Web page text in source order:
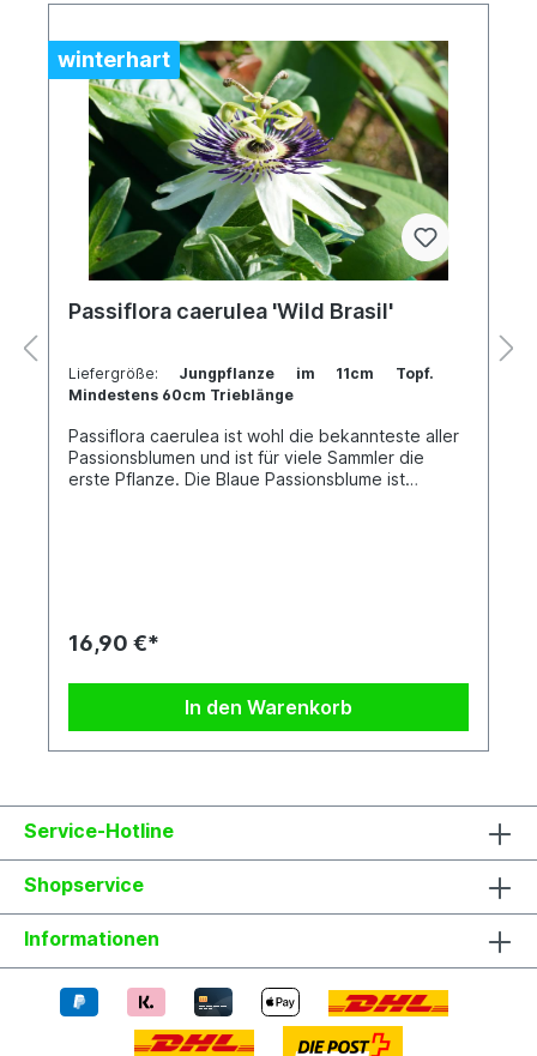
winterhart
Passiflora caerulea 'Wild Brasil'
Liefergröße: Jungpflanze im 11cm Topf.
Mindestens 60cm Trieblänge
Passiflora caerulea ist wohl die bekannteste aller
Passionsblumen und ist für viele Sammler die
erste Pflanze. Die Blaue Passionsblume ist
der Jahre zu enormer Größe heran und kann in
Passionsblume, bildet sie gelb-orange, essbare
Früchte, welche allerdings nicht sonderlich
Name es bereits verrät aus Brasilien. Jede
Pflanze ist einzigartig. Im Shop siehst du
hast, wie die Pflanzen in etwa aussehen, wenn du
sie erhältst.
16,90 €*
In den Warenkorb
Service-Hotline
Shopservice
Informationen